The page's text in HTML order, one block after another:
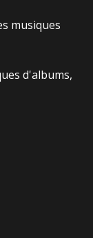
musiques
d'albums,